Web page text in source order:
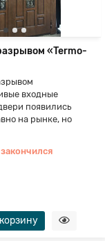
«Termo-
входные
появились
на рынке, но